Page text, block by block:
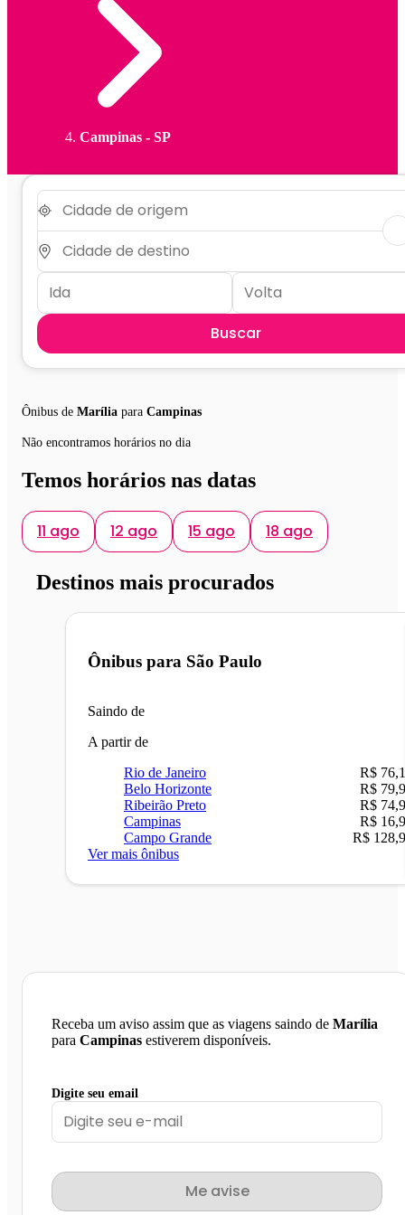
Campinas - SP
Buscar
Ônibus de Marília para Campinas
Não encontramos horários no dia
Temos horários nas datas
11 ago 12 ago 15 ago 18 ago
Destinos mais procurados
Ônibus para São Paulo
Saindo de
A partir de
Rio de Janeiro
R$
Belo Horizonte
R$
Ribeirão Preto
R$
Campinas
R$
Campo Grande
R$
Ver mais ônibus
Receba um aviso assim que as viagens saindo de Marília
para Campinas estiverem disponíveis.
Digite seu email
Me avise